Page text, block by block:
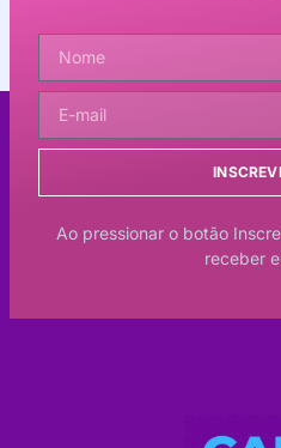
Ao pressionar o botão
receber